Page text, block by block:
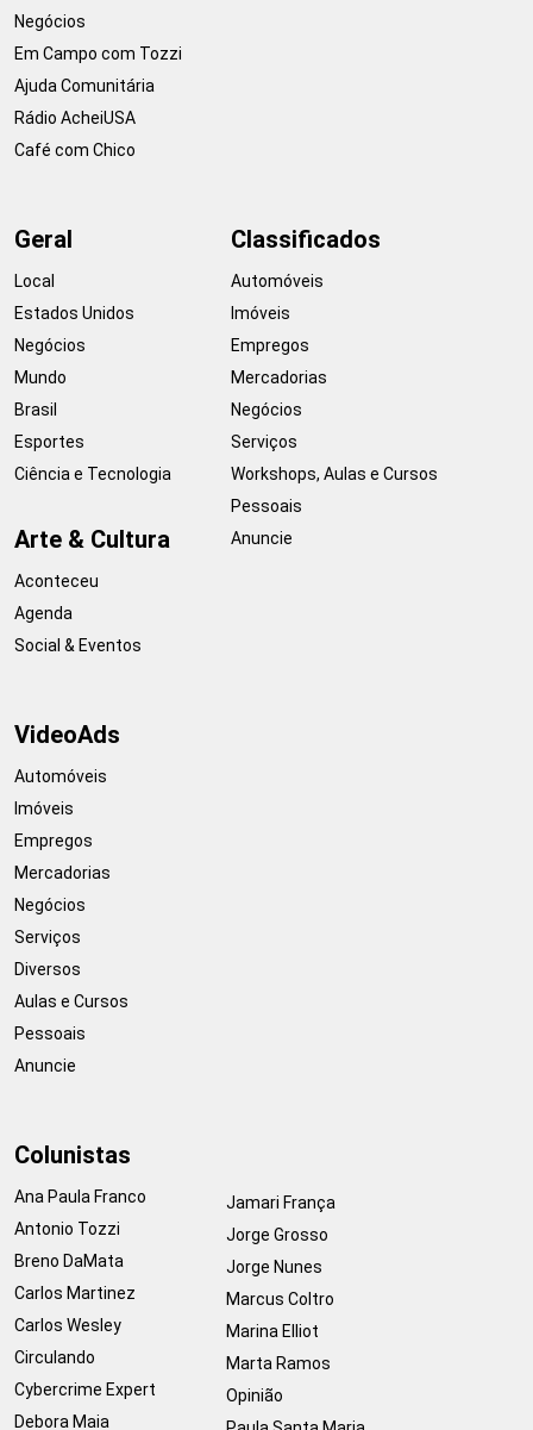
Negócios
Em Campo com Tozzi
Ajuda Comunitária
Rádio AcheiUSA
Café com Chico
Geral
Local
Estados Unidos
Negócios
Mundo
Brasil
Esportes
Ciência e Tecnologia
Arte & Cultura
Aconteceu
Agenda
Social & Eventos
Classificados
Automóveis
Imóveis
Empregos
Mercadorias
Negócios
Serviços
Workshops, Aulas e Cursos
Pessoais
Anuncie
VideoAds
Automóveis
Imóveis
Empregos
Mercadorias
Negócios
Serviços
Diversos
Aulas e Cursos
Pessoais
Anuncie
Colunistas
Ana Paula Franco
Antonio Tozzi
Breno DaMata
Carlos Martinez
Carlos Wesley
Circulando
Cybercrime Expert
Debora Maia
Jamari França
Jorge Grosso
Jorge Nunes
Marcus Coltro
Marina Elliot
Marta Ramos
Opinião